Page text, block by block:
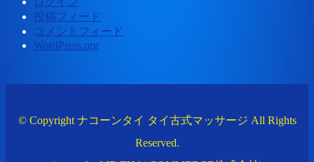
投稿フィード
コメントフィード
WordPress.org
© Copyright ナコーンタイ タイ古式マッサージ All Rights
Reserved.